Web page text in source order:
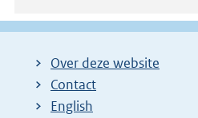
Over deze website
Contact
English